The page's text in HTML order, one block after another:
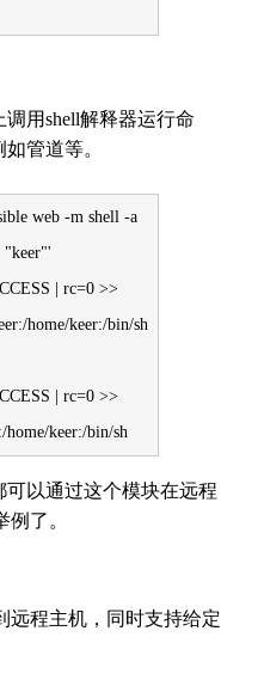
用shell解释器运行命
管道等。
web -m shell -a
"keer"'
| rc=0 >>
home/keer:/bin/sh
| rc=0 >>
keer:/bin/sh
可以通过这个模块在远程
了。
远程主机，同时支持给定